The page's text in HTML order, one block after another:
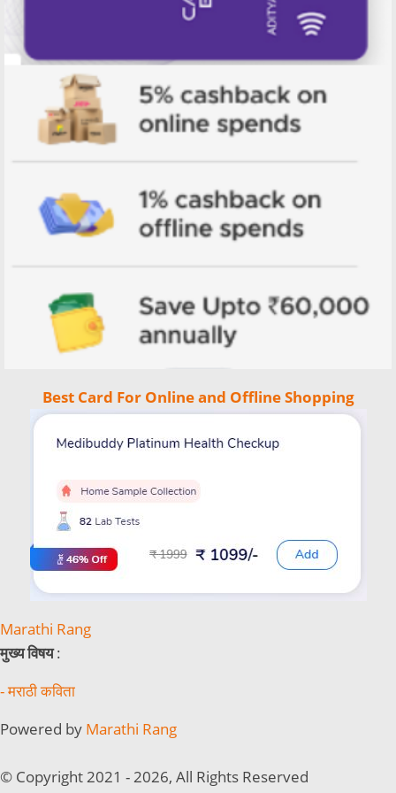
Best Card For Online and Offline Shopping
Marathi Rang
मुख्य विषय:
- मराठी कविता
Powered by Marathi Rang
© Copyright 2021 - 2026, All Rights Reserved